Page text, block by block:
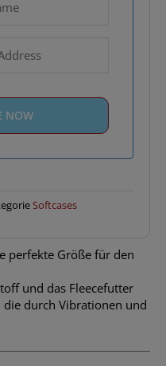
Softcases
perfekte Größe für den
und das Fleecefutter
die durch Vibrationen und